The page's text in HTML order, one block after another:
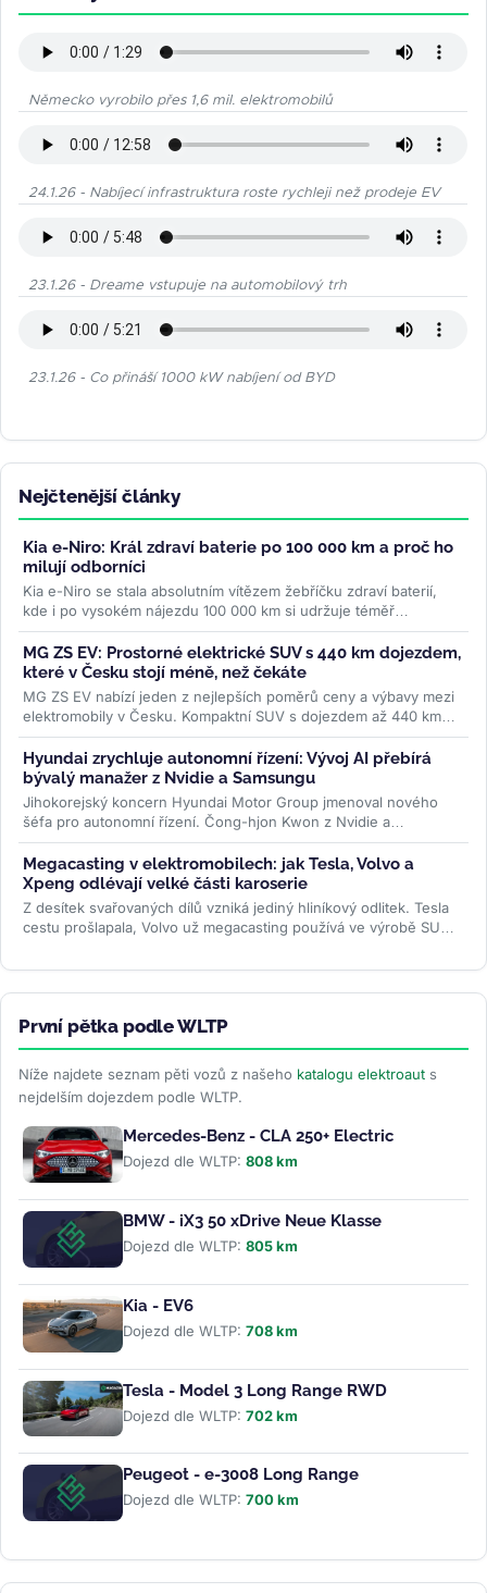
Německo vyrobilo přes 1,6 mil. elektromobilů
24.1.26 - Nabíjecí infrastruktura roste rychleji než prodeje EV
23.1.26 - Dreame vstupuje na automobilový trh
23.1.26 - Co přináší 1000 kW nabíjení od BYD
Nejčtenější články
Kia e-Niro: Král zdraví baterie po 100 000 km a proč ho
milují odborníci
Kia e-Niro se stala absolutním vítězem žebříčku zdraví baterií,
kde i po vysokém nájezdu 100 000 km si udržuje téměř
původní...>>
MG ZS EV: Prostorné elektrické SUV s 440 km dojezdem,
které v Česku stojí méně, než čekáte
MG ZS EV nabízí jeden z nejlepších poměrů ceny a výbavy mezi
elektromobily v Česku. Kompaktní SUV s dojezdem až 440 km
WLTP a 7letou...>>
Hyundai zrychluje autonomní řízení: Vývoj AI přebírá
bývalý manažer z Nvidie a Samsungu
Jihokorejský koncern Hyundai Motor Group jmenoval nového
šéfa pro autonomní řízení. Čong-hjon Kwon z Nvidie a
Samsungu má značku posunout...>>
Megacasting v elektromobilech: jak Tesla, Volvo a
Xpeng odlévají velké části karoserie
Z desítek svařovaných dílů vzniká jediný hliníkový odlitek. Tesla
cestu prošlapala, Volvo už megacasting používá ve výrobě SUV
První pětka podle WLTP
Níže najdete seznam pěti vozů z našeho katalogu elektroaut s
nejdelším dojezdem podle WLTP.
Mercedes-Benz - CLA 250+ Electric
Dojezd dle WLTP: 808 km
BMW - iX3 50 xDrive Neue Klasse
Dojezd dle WLTP: 805 km
Kia - EV6
Dojezd dle WLTP: 708 km
Tesla - Model 3 Long Range RWD
Dojezd dle WLTP: 702 km
Peugeot - e-3008 Long Range
Dojezd dle WLTP: 700 km